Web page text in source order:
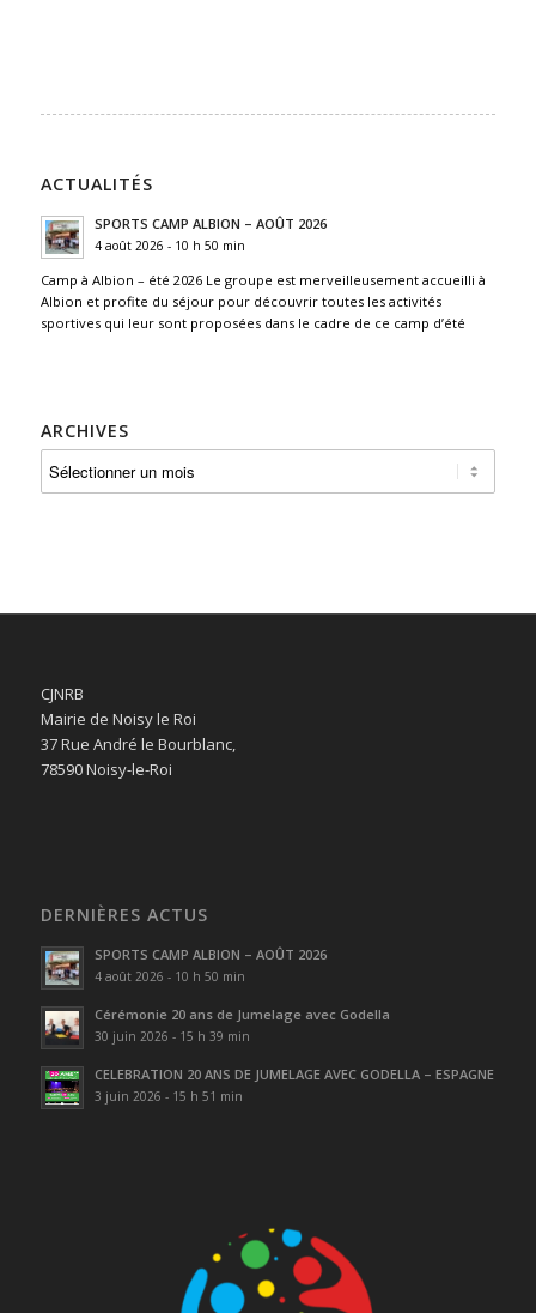
ACTUALITÉS
SPORTS CAMP ALBION – AOÛT 2026
4 août 2026 - 10 h 50 min
Camp à Albion – été 2026 Le groupe est merveilleusement accueilli à
Albion et profite du séjour pour découvrir toutes les activités
sportives qui leur sont proposées dans le cadre de ce camp d’été
ARCHIVES
CJNRB
Mairie de Noisy le Roi
37 Rue André le Bourblanc,
78590 Noisy-le-Roi
DERNIÈRES ACTUS
SPORTS CAMP ALBION – AOÛT 2026
4 août 2026 - 10 h 50 min
Cérémonie 20 ans de Jumelage avec Godella
30 juin 2026 - 15 h 39 min
CELEBRATION 20 ANS DE JUMELAGE AVEC GODELLA – ESPAGNE
3 juin 2026 - 15 h 51 min